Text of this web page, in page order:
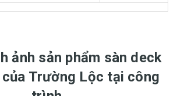
ảnh sản phẩm sàn deck
Trường Lộc tại công